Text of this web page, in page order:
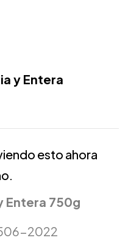
y Entera
esto ahora
Entera 750g
2022